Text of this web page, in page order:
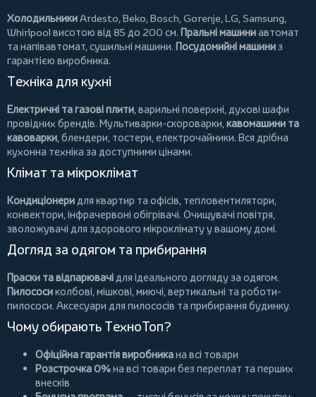
ХолодильникиArdesto,Beko,Bosch,Gorenje,LG,Samsung,
Whirlpool висотою від 85 до 200 см. Пральні машиниавтомат
та напівавтомат,сушильні машини. Посудомийні машиниз
гарантією виробника.
Техніка для кухні
Електричні та газові плити, варильні поверхні, духові шафи
провідних брендів. Мультиварки-скороварки,кавомашини та
кавоварки,блендери, тостери,електрочайники. Вся дрібна
кухонна техніка за доступними цінами.
Клімат та мікроклімат
Кондиціонеридля квартир та офісів, тепловентилятори,
конвектори,інфрачервоні обігрівачі. Очищувачі повітря,
зволожувачі для здорового мікроклімату у вашому домі.
Догляд за одягом та прибирання
Праски та відпарювачідля ідеального догляду за одягом.
Пилососиколбові,мішкові,миючі,вертикальні тароботи-
пилососи. Аксесуари для пилососів та прибирання будинку.
Чому обирають ТехноТоп?
Офіційна гарантія виробникана всі товари
Розстрочка 0%на всі товари без переплат та перших
внесків